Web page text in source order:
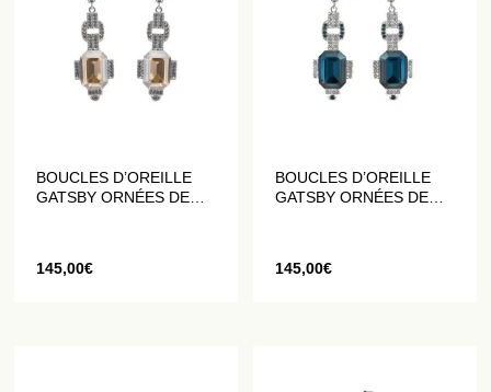
BOUCLES D’OREILLE
GATSBY ORNÉES DE
145,00€
BOUCLES D’OREILLE
GATSBY ORNÉES DE
145,00€